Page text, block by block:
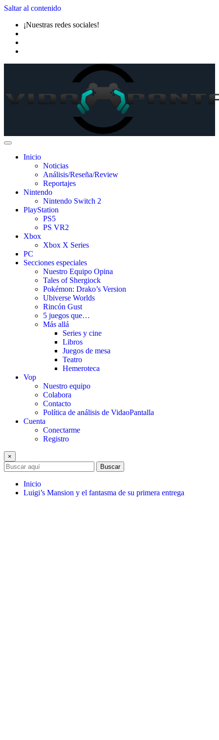
Saltar al contenido
¡Nuestras redes sociales!
Inicio
Noticias
Análisis/Reseña/Review
Reportajes
Nintendo
Nintendo Switch 2
PlayStation
PS5
PS VR2
Xbox
Xbox X Series
PC
Secciones especiales
Nuestro Equipo Opina
Tales of Shergiock
Pokémon: Drako’s Version
Ubiverse Worlds
Rincón Gust
5 juegos que…
Más allá
Series y cine
Libros
Juegos de mesa
Teatro
Hemeroteca
Vop
Nuestro equipo
Colabora
Contacto
Política de análisis de VidaoPantalla
Cuenta
Conectarme
Registro
×
Buscar
Inicio
Luigi’s Mansion y el fantasma de su primera entrega